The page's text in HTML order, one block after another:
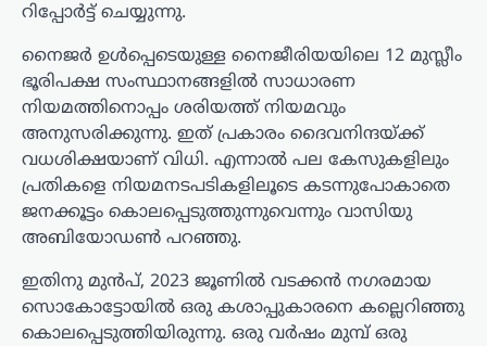
റിപ്പോർട്ട് ചെയ്യുന്നു.
നൈജർ ഉൾപ്പെടെയുള്ള നൈജീരിയയിലെ 12 മുസ്ലീം
ഭൂരിപക്ഷ സംസ്ഥാനങ്ങളിൽ സാധാരണ
നിയമത്തിനൊപ്പം ശരിയത്ത് നിയമവും
അനുസരിക്കുന്നു. ഇത് പ്രകാരം ദൈവനിന്ദയ്ക്ക്
വധശിക്ഷയാണ് വിധി. എന്നാൽ പല കേസുകളിലും
പ്രതികളെ നിയമനടപടികളിലൂടെ കടന്നുപോകാതെ
ജനക്കൂട്ടം കൊലപ്പെടുത്തുന്നുവെന്നും വാസിയു
അബിയോഡൺ പറഞ്ഞു.
ഇതിനു മുൻപ്, 2023 ജൂണിൽ വടക്കൻ നഗരമായ
സൊകോട്ടോയിൽ ഒരു കശാപ്പുകാരനെ കല്ലെറിഞ്ഞു
കൊലപ്പെടുത്തിയിരുന്നു. ഒരു വർഷം മുമ്പ് ഒരു